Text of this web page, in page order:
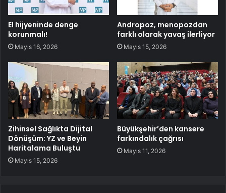
El hijyeninde denge
korunmalı!
Mayıs 16, 2026
Andropoz, menopozdan
farklı olarak yavaş ilerliyor
Mayıs 15, 2026
Zihinsel Sağlıkta Dijital
Dönüşüm: YZ ve Beyin
Haritalama Buluştu
Mayıs 15, 2026
Büyükşehir’den kansere
farkındalık çağrısı
Mayıs 11, 2026